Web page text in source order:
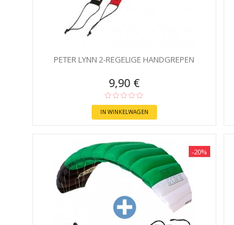
PETER LYNN 2-REGELIGE HANDGREPEN
9,90 €
IN WINKELWAGEN
-20%